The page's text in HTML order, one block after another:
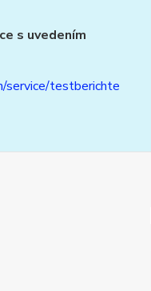
s uvedením
service/testberichte